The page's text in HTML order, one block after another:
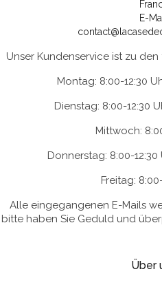
E-
Unser Kundenservice ist zu
Montag: 8:00-12:30
Dienstag: 8:00-12:30
Mittwoch:
Donnerstag: 8:00-12:30
Freitag:
Alle eingegangenen E-Mails
bitte haben Sie Geduld und
Über